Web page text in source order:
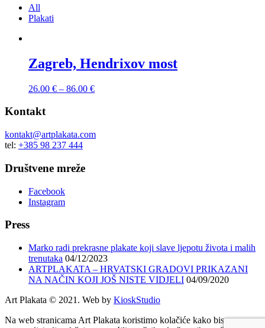
All
Plakati
Zagreb, Hendrixov most
26.00 € – 86.00 €
Kontakt
kontakt@artplakata.com
tel: +385 98 237 444
Društvene mreže
Facebook
Instagram
Press
Marko radi prekrasne plakate koji slave ljepotu života i malih
trenutaka 04/12/2023
ARTPLAKATA – HRVATSKI GRADOVI PRIKAZANI
NA NAČIN KOJI JOŠ NISTE VIDJELI 04/09/2020
Art Plakata © 2021. Web by KioskStudio
Na web stranicama Art Plakata koristimo kolačiće kako bismo